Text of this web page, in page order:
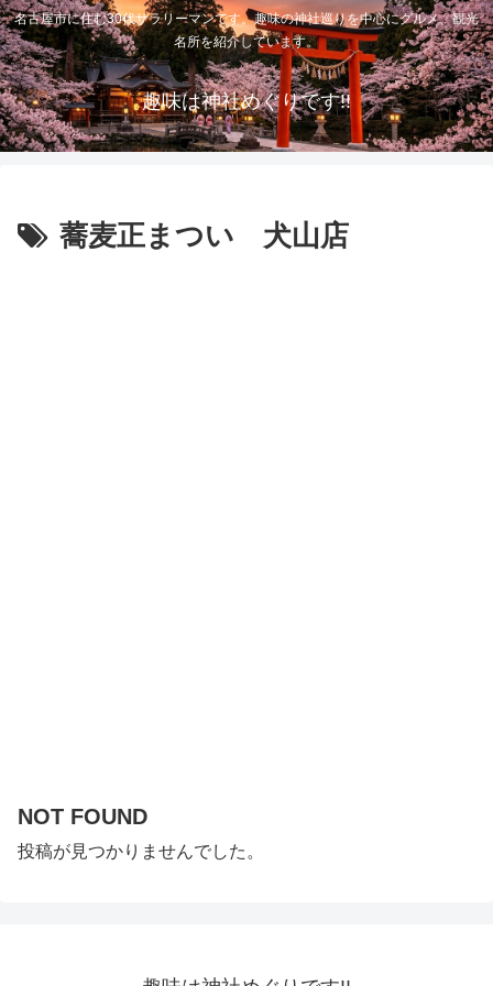
名古屋市に住む30代サラリーマンです。趣味の神社巡りを中心にグルメ、観光
名所を紹介しています。
趣味は神社めぐりです!!
蕎麦正まつい 犬山店
NOT FOUND
投稿が見つかりませんでした。